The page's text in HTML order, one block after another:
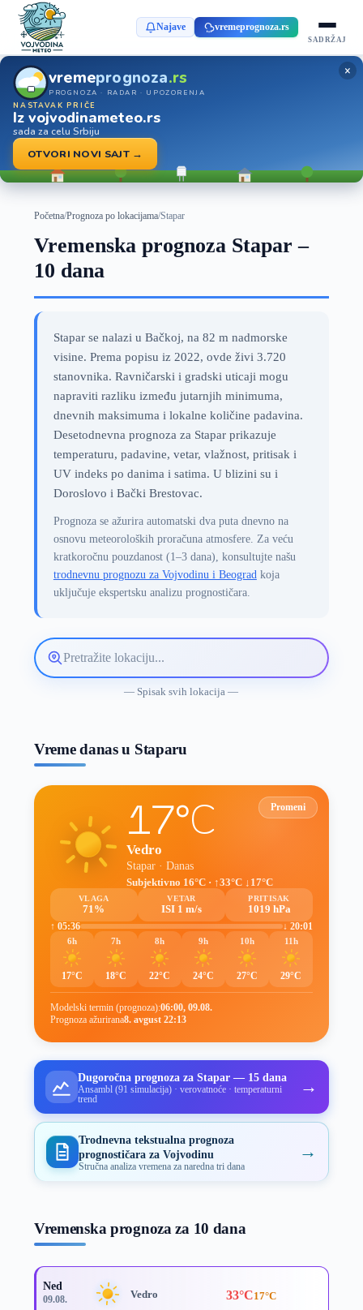
Najave vremeprognoza.rs
SADRŽAJ
vremeprognoza.rs
PROGNOZA · RADAR · UPOZORENJA
NASTAVAK PRIČE
Iz vojvodinameteo.rs
sada za celu Srbiju
OTVORI NOVI SAJT →
×
Početna/Prognoza po lokacijama/Stapar
Vremenska prognoza Stapar –
10 dana
Stapar se nalazi u Bačkoj, na 82 m nadmorske
visine. Prema popisu iz 2022, ovde živi 3.720
stanovnika. Ravničarski i gradski uticaji mogu
napraviti razliku između jutarnjih minimuma,
dnevnih maksimuma i lokalne količine padavina.
Desetodnevna prognoza za Stapar prikazuje
temperaturu, padavine, vetar, vlažnost, pritisak i
UV indeks po danima i satima. U blizini su i
Doroslovo i Bački Brestovac.
Prognoza se ažurira automatski dva puta dnevno na
osnovu meteoroloških proračuna atmosfere. Za veću
kratkoročnu pouzdanost (1–3 dana), konsultujte našu
trodnevnu prognozu za Vojvodinu i Beogradkoja
uključuje ekspertsku analizu prognostičara.
Pretražite
lokaciju
— Spisak svih lokacija —
Vreme danas u Staparu
Promeni
17°C
Vedro
Stapar · Danas
Subjektivno 16°C · ↑33°C ↓17°C
VLAGA
71%
VETAR
ISI 1 m/s
PRITISAK
1019 hPa
↑ 05:36
↓ 20:01
6h
17°C
7h
18°C
8h
22°C
9h
24°C
10h
27°C
11h
29°C
Modelski termin (prognoza):06:00, 09.08.
Prognoza ažurirana8. avgust 22:13
Dugoročna prognoza za Stapar — 15 dana
Ansambl (91 simulacija) · verovatnoće · temperaturni
trend
→
Trodnevna tekstualna prognoza
prognostičara za Vojvodinu
Stručna analiza vremena za naredna tri dana
→
Vremenska prognoza za 10 dana
Ned
09.08. Vedro 33°C17°C